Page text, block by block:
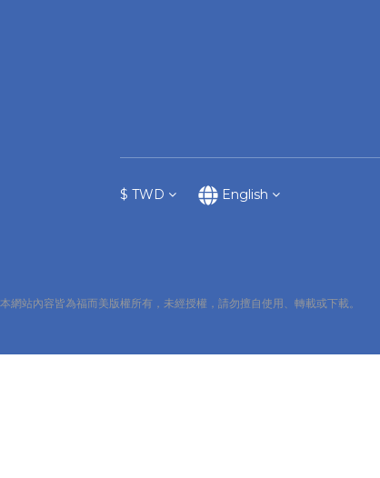
$ TWD English
本網站內容皆為福而美版權所有，未經授權，請勿擅自使用、轉載或下載。